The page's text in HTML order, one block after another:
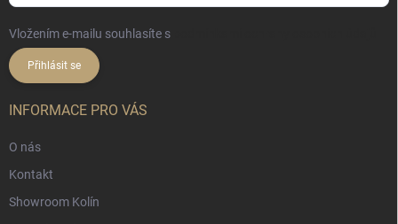
Vložením e-mailu souhlasíte s
Přihlásit se
INFORMACE PRO VÁS
O nás
Kontakt
Showroom Kolín